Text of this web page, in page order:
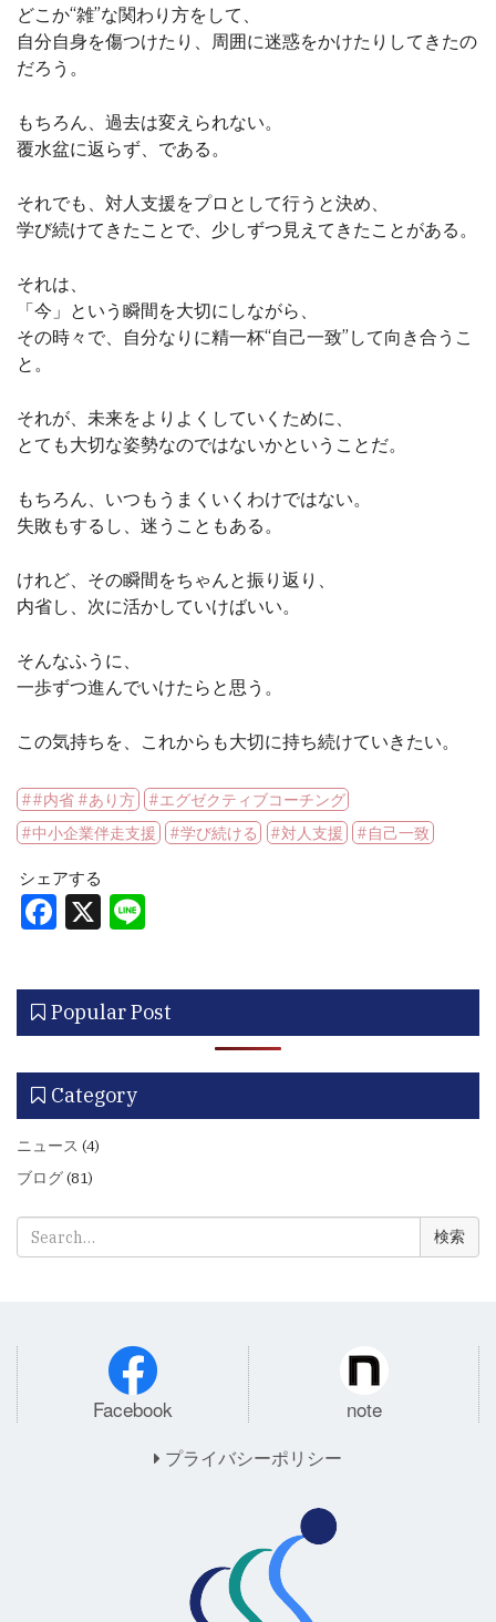
どこか“雑”な関わり方をして、
自分自身を傷つけたり、周囲に迷惑をかけたりしてきたの
だろう。
もちろん、過去は変えられない。
覆水盆に返らず、である。
それでも、対人支援をプロとして行うと決め、
学び続けてきたことで、少しずつ見えてきたことがある。
それは、
「今」という瞬間を大切にしながら、
その時々で、自分なりに精一杯“自己一致”して向き合うこ
と。
それが、未来をよりよくしていくために、
とても大切な姿勢なのではないかということだ。
もちろん、いつもうまくいくわけではない。
失敗もするし、迷うこともある。
けれど、その瞬間をちゃんと振り返り、
内省し、次に活かしていけばいい。
そんなふうに、
一歩ずつ進んでいけたらと思う。
この気持ちを、これからも大切に持ち続けていきたい。
#内省 #あり方
エグゼクティブコーチング
中小企業伴走支援
学び続ける 対人支援 自己一致
シェアする
Facebook
X
Popular Post
Category
ニュース (4)
ブログ(81)
索:
Facebook note
プライバシーポリシー